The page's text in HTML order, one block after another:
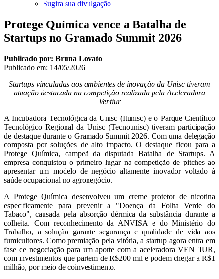
Sugira sua divulgação
Protege Química vence a Batalha de
Startups no Gramado Summit 2026
Publicado por: Bruna Lovato
Publicado em: 14/05/2026
Startups vinculadas aos ambientes de inovação da Unisc tiveram
atuação destacada na competição realizada pela Aceleradora
Ventiur
A Incubadora Tecnológica da Unisc (Itunisc) e o Parque Científico
Tecnológico Regional da Unisc (Tecnounisc) tiveram participação
de destaque durante o Gramado Summit 2026. Com uma delegação
composta por soluções de alto impacto. O destaque ficou para a
Protege Química, campeã da disputada Batalha de Startups. A
empresa conquistou o primeiro lugar na competição de pitches ao
apresentar um modelo de negócio altamente inovador voltado à
saúde ocupacional no agronegócio.
A Protege Química desenvolveu um creme protetor de nicotina
especificamente para prevenir a "Doença da Folha Verde do
Tabaco", causada pela absorção dérmica da substância durante a
colheita. Com reconhecimento da ANVISA e do Ministério do
Trabalho, a solução garante segurança e qualidade de vida aos
fumicultores. Como premiação pela vitória, a startup agora entra em
fase de negociação para um aporte com a aceleradora VENTIUR,
com investimentos que partem de R$200 mil e podem chegar a R$1
milhão, por meio de coinvestimento.